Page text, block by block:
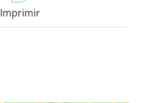
Imprimir